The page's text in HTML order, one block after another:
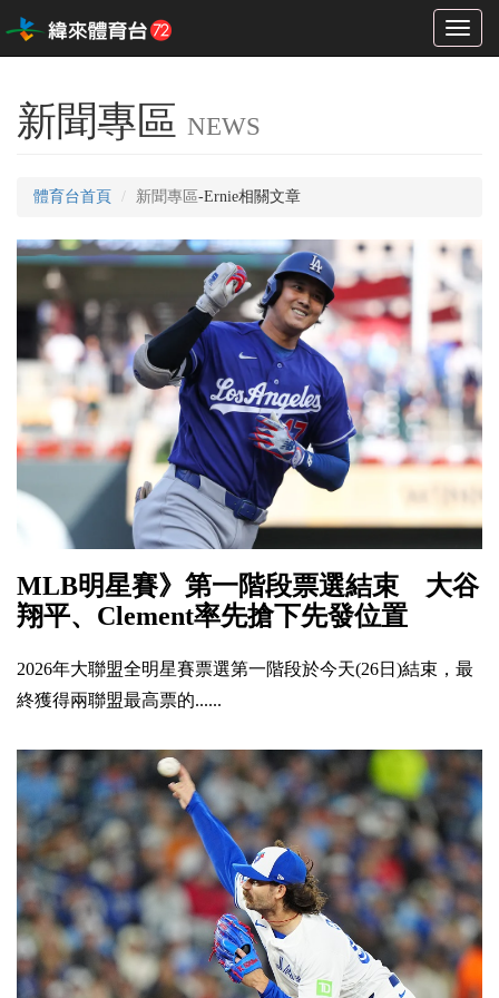
Toggle
新聞專區 NEWS
體育台首頁 新聞專區-Ernie相關文章
MLB明星賽》第一階段票選結束 大谷
翔平、Clement率先搶下先發位置
2026年大聯盟全明星賽票選第一階段於今天(26日)結束，最
終獲得兩聯盟最高票的......